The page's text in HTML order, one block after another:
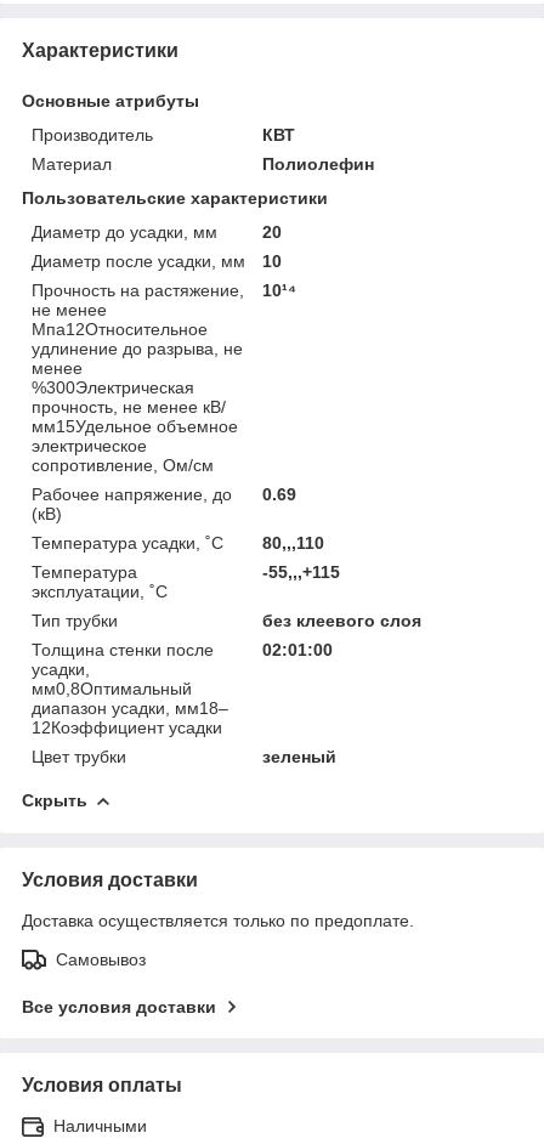
Характеристики
Основные атрибуты
Производитель
КВТ
Материал
Полиолефин
Пользовательские характеристики
Диаметр до усадки, мм
20
Диаметр после усадки, мм
10
Прочность на растяжение,
не менее
Мпа12Относительное
удлинение до разрыва, не
менее
%300Электрическая
прочность, не менее кВ/
мм15Удельное объемное
электрическое
сопротивление, Ом/см
10¹⁴
Рабочее напряжение, до
(кВ)
0.69
Температура усадки, ˚С
80,,,110
Температура
эксплуатации, ˚С
-55,,,+115
Тип трубки
без клеевого слоя
Толщина стенки после
усадки,
мм0,8Оптимальный
диапазон усадки, мм18–
12Коэффициент усадки
02:01:00
Цвет трубки зеленый
Скрыть
Условия доставки
Доставка осуществляется только по предоплате.
Самовывоз
Все условия доставки
Условия оплаты
Наличными